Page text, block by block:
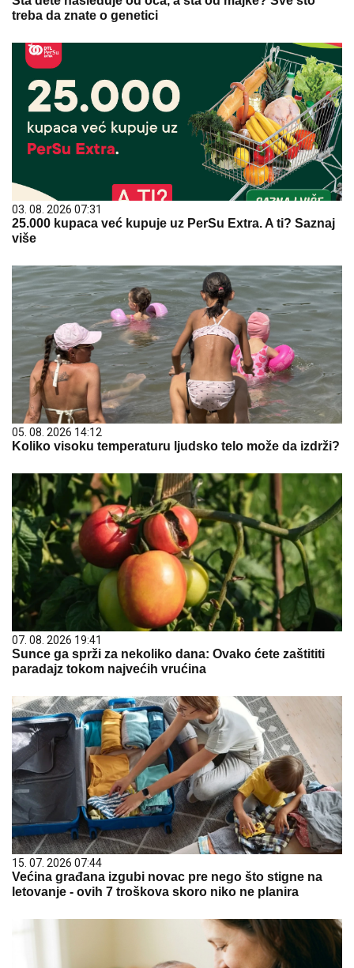
treba da znate o genetici
03. 08. 2026 07:31
25.000 kupaca već kupuje uz PerSu Extra. A ti? Saznaj
više
05. 08. 2026 14:12
Koliko visoku temperaturu ljudsko telo može da izdrži?
07. 08. 2026 19:41
Sunce ga sprži za nekoliko dana: Ovako ćete zaštititi
paradajz tokom najvećih vrućina
15. 07. 2026 07:44
Većina građana izgubi novac pre nego što stigne na
letovanje - ovih 7 troškova skoro niko ne planira